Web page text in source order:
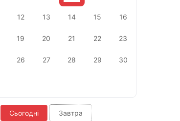
12 13 14 15 16
19 20 21 22 23
26 27 28 29 30
Сьогодні Завтра